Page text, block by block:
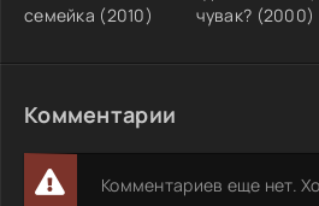
семейка (2010)
чувак? (2000)
Комментарии
Комментариев еще нет.